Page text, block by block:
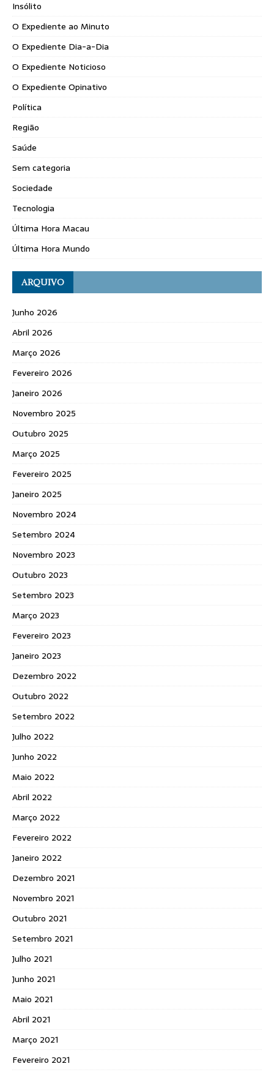
Insólito
O Expediente ao Minuto
O Expediente Dia-a-Dia
O Expediente Noticioso
O Expediente Opinativo
Política
Região
Saúde
Sem categoria
Sociedade
Tecnologia
Última Hora Macau
Última Hora Mundo
ARQUIVO
Junho 2026
Abril 2026
Março 2026
Fevereiro 2026
Janeiro 2026
Novembro 2025
Outubro 2025
Março 2025
Fevereiro 2025
Janeiro 2025
Novembro 2024
Setembro 2024
Novembro 2023
Outubro 2023
Setembro 2023
Março 2023
Fevereiro 2023
Janeiro 2023
Dezembro 2022
Outubro 2022
Setembro 2022
Julho 2022
Junho 2022
Maio 2022
Abril 2022
Março 2022
Fevereiro 2022
Janeiro 2022
Dezembro 2021
Novembro 2021
Outubro 2021
Setembro 2021
Julho 2021
Junho 2021
Maio 2021
Abril 2021
Março 2021
Fevereiro 2021